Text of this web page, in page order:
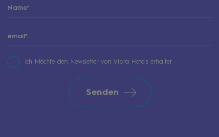
Ich Möchte den Newsletter von Vibra Hotels erhalter
Senden